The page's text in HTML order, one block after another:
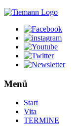
Menü
Start
Vita
TERMINE